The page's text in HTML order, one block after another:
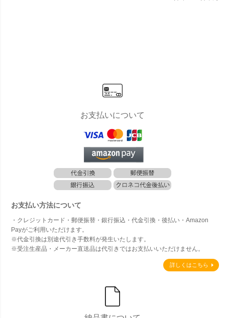
お支払いについて
お支払い方法について
・クレジットカード・郵便振替・銀行振込・代金引換・後払い・Amazon
Payがご利用いただけます。
※代金引換は別途代引き手数料が発生いたします。
※受注生産品・メーカー直送品は代引きではお支払いいただけません。
詳しくはこちら